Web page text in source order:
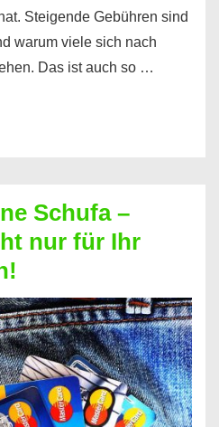
Steigende Gebühren sind
warum viele sich nach
Das ist auch so …
Schufa –
nur für Ihr